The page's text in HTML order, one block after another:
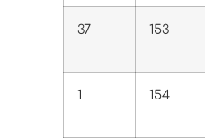
37 153
1 154